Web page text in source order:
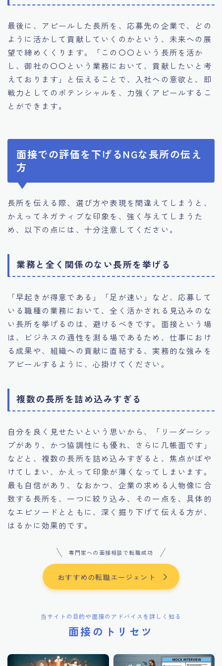
最後に、アピールした長所を、応募先の企業で、どの
ように活かして貢献していくのかという、未来への展
望で締めくくります。「この〇〇という長所を活か
し、御社の〇〇という業務において、貢献したいと考
えております」と伝えることで、入社への意欲と、即
戦力としてのポテンシャルを、力強くアピールするこ
とができます。
面接での評価を下げるNGな長所の伝え
方
長所を伝える際、選び方や表現を間違えてしまうと、
かえってネガティブな印象を、強く与えてしまうた
め、以下の点には、十分注意してください。
業務と全く関係のない長所を挙げる
「早起きが得意である」「足が速い」など、応募して
いる職種の業務において、全く活かされる見込みのな
い長所を挙げるのは、避けるべきです。面接という場
は、ビジネスの適性を測る場であるため、仕事におけ
る成果や、組織への貢献に直結する、実務的な強みを
アピールするように、心掛けてください。
複数の長所を詰め込みすぎる
自分を良く見せたいという思いから、「リーダーシッ
プがあり、かつ協調性にも優れ、さらに几帳面です」
などと、複数の長所を詰め込みすぎると、焦点がぼや
けてしまい、かえって印象が薄くなってしまいます。
最も自信があり、なおかつ、企業の求める人物像に合
致する長所を、一つに絞り込み、その一点を、具体的
なエピソードとともに、深く掘り下げて伝える方が、
はるかに効果的です。
専門家への面接相談で転職成功
おすすめの転職エージェント
当サイトの目的や面接のアドバイスを詳しく知る
面接のトリセツ